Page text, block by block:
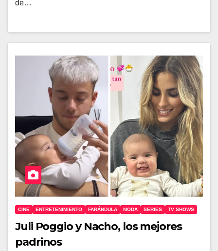
de…
CINE ENTRETENIMIENTO FARÁNDULA MODA SERIES TV SHOWS
Juli Poggio y Nacho, los mejores
padrinos